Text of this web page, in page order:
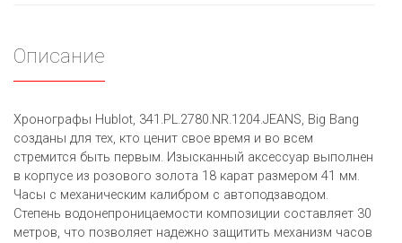
Описание
Хронографы Hublot, 341.PL.2780.NR.1204.JEANS, Big Bang
созданы для тех, кто ценит свое время и во всем
стремится быть первым. Изысканный аксессуар выполнен
в корпусе из розового золота 18 карат размером 41 мм.
Часы с механическим калибром с автоподзаводом.
Степень водонепроницаемости композиции составляет 30
метров, что позволяет надежно защитить механизм часов